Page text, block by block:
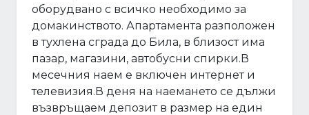
оборудвано с всичко необходимо за
домакинството. Апартамента разположен
в тухлена сграда до Била, в близост има
пазар, магазини, автобусни спирки.В
месечния наем е включен интернет и
телевизия.В деня на наемането се дължи
възвръщаем депозит в размер на един